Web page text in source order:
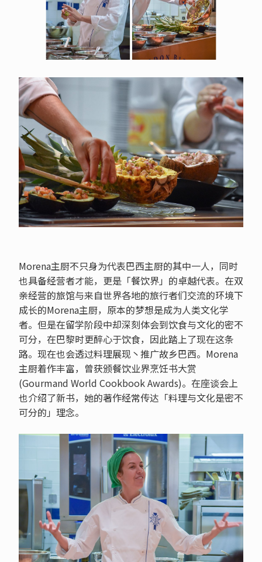
Morena主厨不只身为代表巴西主厨的其中一人，同时
也具备经营者才能，更是「餐饮界」的卓越代表。在双
亲经营的旅馆与来自世界各地的旅行者们交流的环境下
成长的Morena主厨，原本的梦想是成为人类文化学
者。但是在留学阶段中却深刻体会到饮食与文化的密不
可分，在巴黎时更醉心于饮食，因此踏上了现在这条
路。现在也会透过料理展现丶推广故乡巴西。Morena
主厨着作丰富，曾获颁餐饮业界烹饪书大赏
(Gourmand World Cookbook Awards)。在座谈会上
也介绍了新书，她的著作经常传达「料理与文化是密不
可分的」理念。